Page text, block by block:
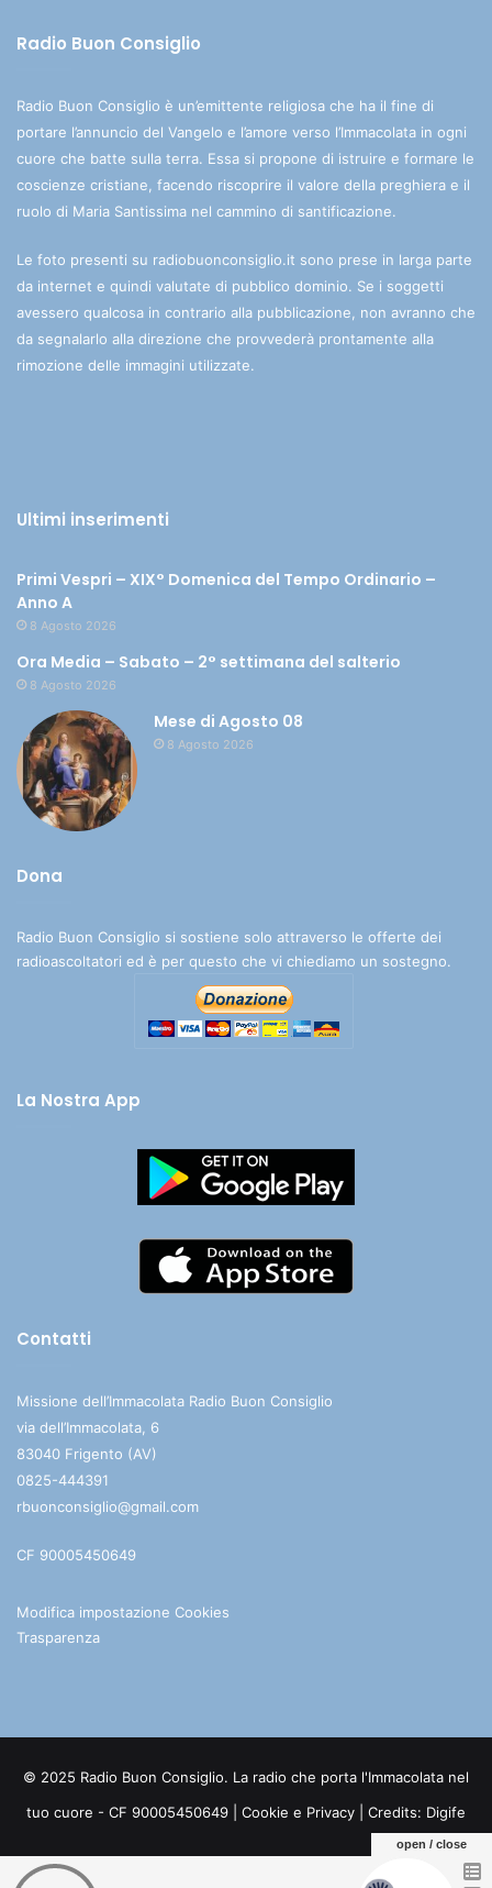
Radio Buon Consiglio
Radio Buon Consiglio è un’emittente religiosa che ha il fine di
portare l’annuncio del Vangelo e l’amore verso l’Immacolata in ogni
cuore che batte sulla terra. Essa si propone di istruire e formare le
coscienze cristiane, facendo riscoprire il valore della preghiera e il
ruolo di Maria Santissima nel cammino di santificazione.
Le foto presenti su radiobuonconsiglio.it sono prese in larga parte
da internet e quindi valutate di pubblico dominio. Se i soggetti
avessero qualcosa in contrario alla pubblicazione, non avranno che
da segnalarlo alla direzione che provvederà prontamente alla
rimozione delle immagini utilizzate.
Ultimi inserimenti
Primi Vespri – XIX° Domenica del Tempo Ordinario –
Anno A
8 Agosto 2026
Ora Media – Sabato – 2° settimana del salterio
8 Agosto 2026
Mese di Agosto 08
8 Agosto 2026
Dona
Radio Buon Consiglio si sostiene solo attraverso le offerte dei
radioascoltatori ed è per questo che vi chiediamo un sostegno.
La Nostra App
Contatti
Missione dell’Immacolata Radio Buon Consiglio
via dell’Immacolata, 6
83040 Frigento (AV)
0825-444391
rbuonconsiglio@gmail.com
CF 90005450649
Modifica impostazione Cookies
Trasparenza
© 2025 Radio Buon Consiglio. La radio che porta l'Immacolata nel
tuo cuore - CF 90005450649 | Cookie e Privacy | Credits: Digife
open / close